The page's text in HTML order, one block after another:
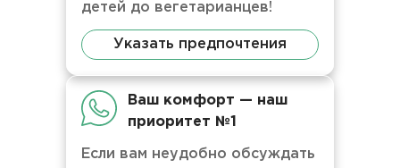
детей до вегетарианцев!
Указать предпочтения
Ваш комфорт — наш
приоритет №1
Если вам неудобно обсуждать